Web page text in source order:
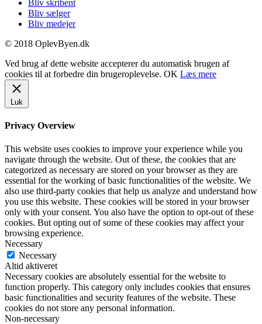
Bliv skribent
Bliv sælger
Bliv medejer
© 2018 OplevByen.dk
Ved brug af dette website accepterer du automatisk brugen af
cookies til at forbedre din brugeroplevelse. OK Læs mere
Luk
Privacy Overview
This website uses cookies to improve your experience while you
navigate through the website. Out of these, the cookies that are
categorized as necessary are stored on your browser as they are
essential for the working of basic functionalities of the website. We
also use third-party cookies that help us analyze and understand how
you use this website. These cookies will be stored in your browser
only with your consent. You also have the option to opt-out of these
cookies. But opting out of some of these cookies may affect your
browsing experience.
Necessary
Necessary
Altid aktiveret
Necessary cookies are absolutely essential for the website to
function properly. This category only includes cookies that ensures
basic functionalities and security features of the website. These
cookies do not store any personal information.
Non-necessary